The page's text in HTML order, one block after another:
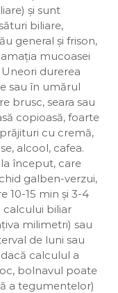
și sunt
biliare,
general și frison,
mucoasei
durerea
sau în umărul
brusc, seara sau
copioasă, foarte
cu cremă,
alcool, cafea.
început, care
galben-verzui,
10-15 min și 3-4
biliar
milimetri) sau
de luni sau
calculul a
bolnavul poate
a tegumentelor)